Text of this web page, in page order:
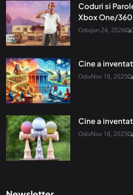
Coduri si
Xbox One/360
OdixJan 24, 2026
Cine a
OdixNov 18, 2025
Cine a
OdixNov 18, 2025